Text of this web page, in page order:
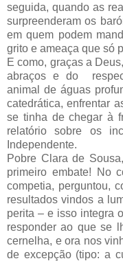
seguida, quando as
surpreenderam os
em quem podem
grito e ameaça que só
E como, graças a
abraços e do
animal de águas
catedrática, enfrentar
se tinha de chegar à
relatório sobre os
Independente.
Pobre Clara de
primeiro embate! No
competia, perguntou,
resultados vindos a
perita – e isso integra
responder ao que se
cernelha, e ora nos
de excepção (tipo: a